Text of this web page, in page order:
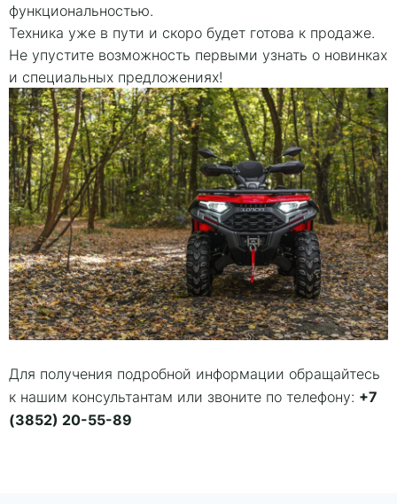
функциональностью.
Техника уже в пути и скоро будет готова к продаже.
Не упустите возможность первыми узнать о новинках
и специальных предложениях!
Для получения подробной информации обращайтесь
к нашим консультантам или звоните по телефону: +7
(3852) 20-55-89